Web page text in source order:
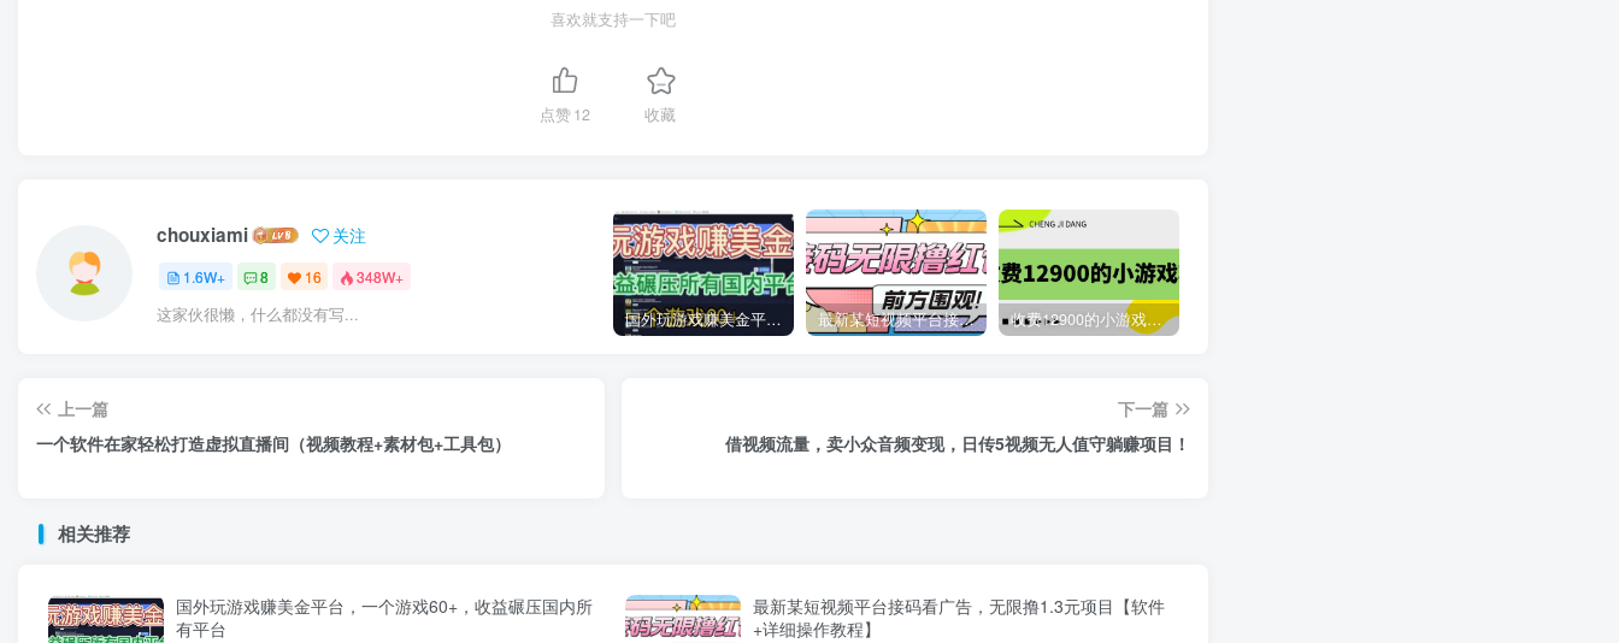
喜欢就支持一下吧
点赞12 收藏
chouxiami 关注
1.6W+ 8 16 348W+
这家伙很懒，什么都没有写... 国外玩游戏赚美金平台，一个游戏60+，收益碾压国内所有平台 最新某短视频平台接码看广告，无限撸1.3元项目【软件+详细操作教程】 收费12900的小游戏项目，单机收益30+，独家养号方法
上一篇
一个软件在家轻松打造虚拟直播间（视频教程+素材包+工具包）
下一篇
借视频流量，卖小众音频变现，日传5视频无人值守躺赚项目！
相关推荐
国外玩游戏赚美金平台，一个游戏60+，收益碾压国内所
有平台
最新某短视频平台接码看广告，无限撸1.3元项目【软件
+详细操作教程】